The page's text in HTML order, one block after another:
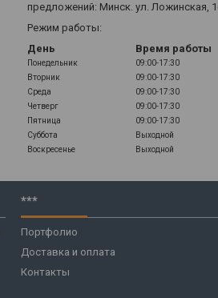
предложений: Минск. ул. Ложинская,
Режим работы:
День
Время работы
Понедельник
09:00-17:30
Вторник
09:00-17:30
Среда
09:00-17:30
Четверг
09:00-17:30
Пятница
09:00-17:30
Суббота
Выходной
Воскресенье
Выходной
***
Портфолио
Доставка и оплата
Контакты